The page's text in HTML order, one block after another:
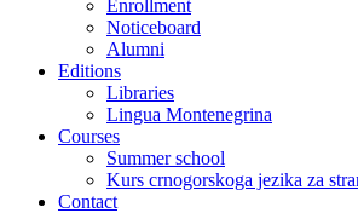
Enrollment
Noticeboard
Alumni
Editions
Libraries
Lingua Montenegrina
Courses
Summer school
Kurs crnogorskoga jezika za
Contact